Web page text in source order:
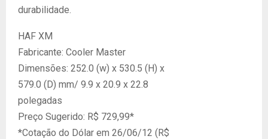
durabilidade.
HAF XM
Fabricante: Cooler Master
Dimensões: 252.0 (w) x 530.5 (H) x
579.0 (D) mm/ 9.9 x 20.9 x 22.8
polegadas
Preço Sugerido: R$ 729,99*
*Cotação do Dólar em 26/06/12 (R$